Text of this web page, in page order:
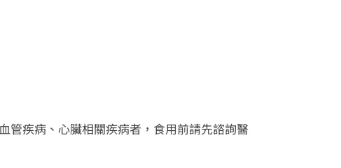
管疾病、心臟相關疾病者，食用前請先諮詢醫